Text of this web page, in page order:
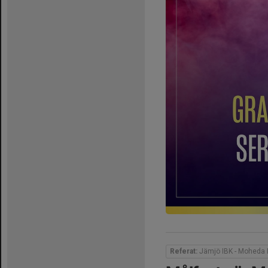
Referat: Jämjö IBK - Moheda